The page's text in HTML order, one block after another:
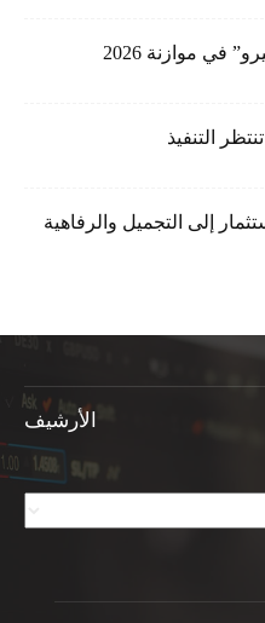
في موازنة 2026
التنفيذ
الأرشيف